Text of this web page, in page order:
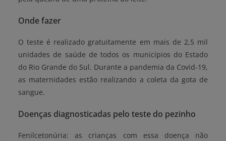
Onde fazer
O teste é realizado gratuitamente em mais de 2,5 mil
unidades de saúde de todos os municípios do Estado
do Rio Grande do Sul. Durante a pandemia da Covid-19,
as maternidades estão realizando a coleta da gota de
sangue.
Doenças diagnosticadas pelo teste do pezinho
Fenilcetonúria: as crianças com essa doença não